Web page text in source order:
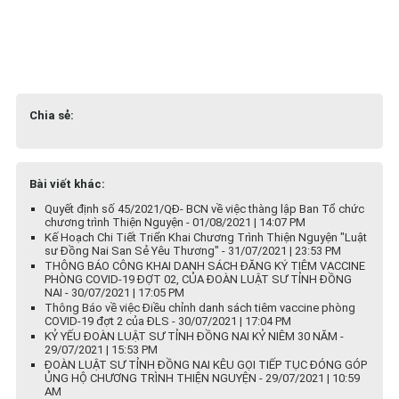
Chia sẻ:
Bài viết khác:
Quyết định số 45/2021/QĐ- BCN về việc thàng lập Ban Tổ chức
chương trình Thiện Nguyện - 01/08/2021 | 14:07 PM
Kế Hoạch Chi Tiết Triển Khai Chương Trình Thiện Nguyện "Luật
sư Đồng Nai San Sẻ Yêu Thương" - 31/07/2021 | 23:53 PM
THÔNG BÁO CÔNG KHAI DANH SÁCH ĐĂNG KÝ TIÊM VACCINE
PHÒNG COVID-19 ĐỢT 02, CỦA ĐOÀN LUẬT SƯ TỈNH ĐỒNG
NAI - 30/07/2021 | 17:05 PM
Thông Báo về việc Điều chỉnh danh sách tiêm vaccine phòng
COVID-19 đợt 2 của ĐLS - 30/07/2021 | 17:04 PM
KỶ YẾU ĐOÀN LUẬT SƯ TỈNH ĐỒNG NAI KỶ NIÊM 30 NĂM -
29/07/2021 | 15:53 PM
ĐOÀN LUẬT SƯ TỈNH ĐỒNG NAI KÊU GỌI TIẾP TỤC ĐÓNG GÓP
ỦNG HỘ CHƯƠNG TRÌNH THIỆN NGUYỆN - 29/07/2021 | 10:59
AM